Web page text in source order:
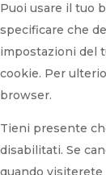
Puoi usare il tuo
specificare che
impostazioni del
cookie. Per
browser.
Tieni presente
disabilitati. Se
quando